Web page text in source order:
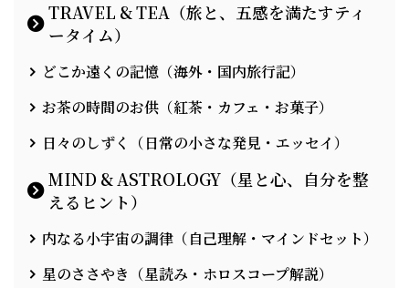
TRAVEL & TEA（旅と、五感を満たすティ
ータイム）
どこか遠くの記憶（海外・国内旅行記）
お茶の時間のお供（紅茶・カフェ・お菓子）
日々のしずく（日常の小さな発見・エッセイ）
MIND & ASTROLOGY（星と心、自分を整
えるヒント）
内なる小宇宙の調律（自己理解・マインドセット）
星のささやき（星読み・ホロスコープ解説）